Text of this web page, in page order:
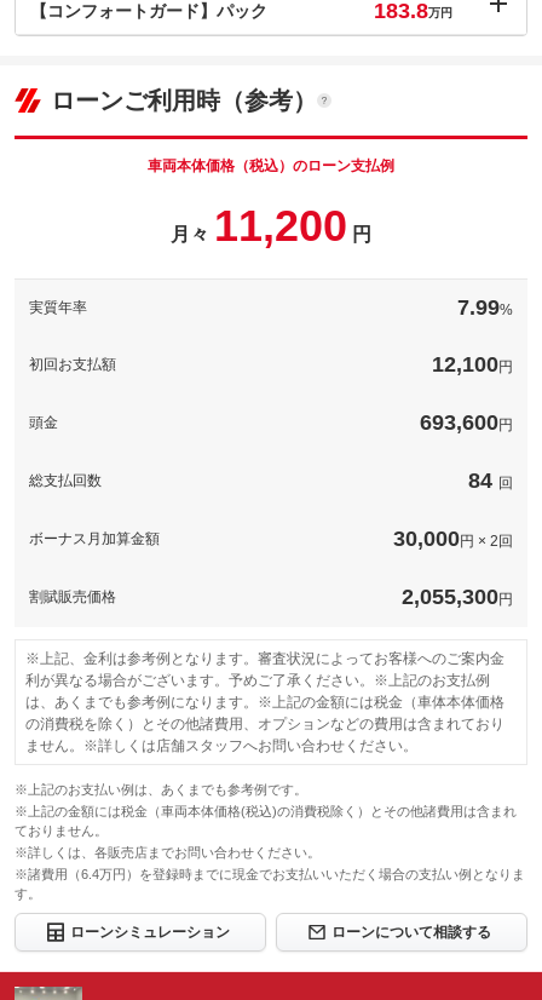
パック内容
トしてくれます。多発する大雨やゲリラ豪雨に備えるためにお勧
撥水で雨の日も視界をクリアにしてくれる『フロントウインドウ
撥水コート』。撥水効果をキープしクリアな視界で安全をサポー
トしてくれます。多発する大雨やゲリラ豪雨に備えるためにお勧
(税込)
車両本体価
ガラス被膜で黄ばみなどの表面劣化の予防や撥水効果で汚れの付
着を抑制する効果が期待できます。
【コンフォートガード】パック 183.8万円
車両本体価
173.4
や天張り、フロアマットを光触媒でコーティングし防汚、撥水効
シート撥水／室内除菌の【コンフォートガード】はファブリッ
ク・コンビ・レザーの３パッケージご用意しております。シート
ローンご利用時（参考）
車両本体価格（税込）のローン支払例
月々 11,200 円
実質年率 7.99%
初回お支払額 12,100円
頭金 693,600円
総支払回数 84 回
ボーナス月加算金額 30,000円 × 2回
割賦販売価格 2,055,300円
※上記、金利は参考例となります。審査状況によってお客様へのご案内金
利が異なる場合がございます。予めご了承ください。※上記のお支払例
は、あくまでも参考例になります。※上記の金額には税金（車体本体価格
の消費税を除く）とその他諸費用、オプションなどの費用は含まれており
ません。※詳しくは店舗スタッフへお問い合わせください。
※上記のお支払い例は、あくまでも参考例です。
※上記の金額には税金（車両本体価格(税込)の消費税除く）とその他諸費用は含まれ
ておりません。
※詳しくは、各販売店までお問い合わせください。
※諸費用（6.4万円）を登録時までに現金でお支払いいただく場合の支払い例となりま
す。
ローンシミュレーション ローンについて相談する